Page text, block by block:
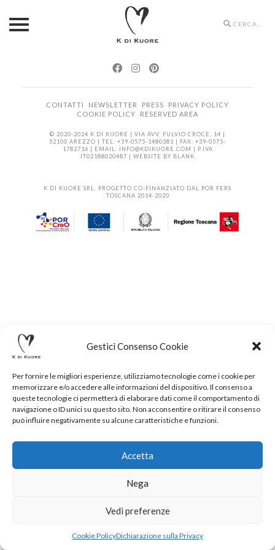
Gestici Consenso Cookie
Per fornire le migliori esperienze, utilizziamo tecnologie come i cookie per
memorizzare e/o accedere alle informazioni del dispositivo. Il consenso a
queste tecnologie ci permetterà di elaborare dati come il comportamento di
navigazione o ID unici su questo sito. Non acconsentire o ritirare il consenso
può influire negativamente su alcune caratteristiche e funzioni.
Accetta
Nega
Vedi preferenze
Cookie PolicyDichiarazione sulla Privacy
Search
CONTATTI NEWSLETTER PRESS
PRIVACY POLICY
COOKIE POLICY
RESERVED AREA
© 2020-2024 K DI KUORE | VIA AVV. FULVIO CROCE, 14 |
52100 AREZZO | TEL: +39-0575-1480381 | FAX: +39-0575-
1782716 | EMAIL: INFO@KDIKUORE.COM | P.IVA
IT02188020487 | WEBSITE BY BLANK
K DI KUORE SRL. PROGETTO CO-FINANZIATO DAL POR FERS
TOSCANA 2014-2020